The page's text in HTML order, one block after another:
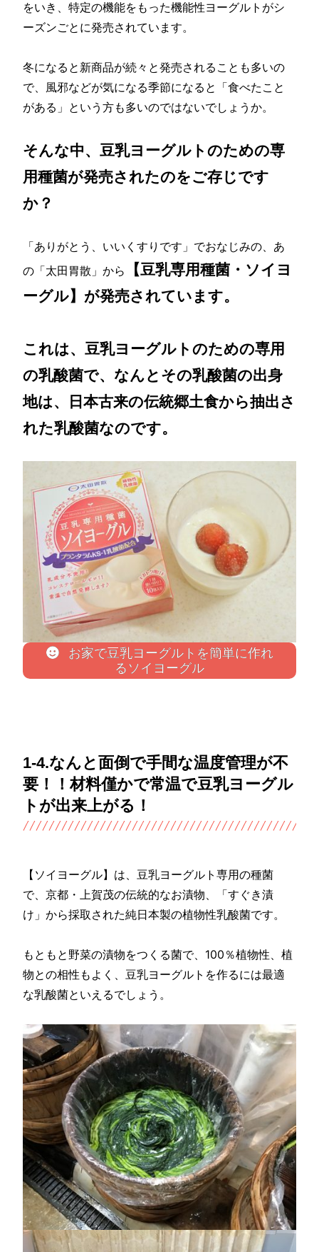
をいき、特定の機能をもった機能性ヨーグルトがシ
ーズンごとに発売されています。
冬になると新商品が続々と発売されることも多いの
で、風邪などが気になる季節になると「食べたこと
がある」という方も多いのではないでしょうか。
そんな中、豆乳ヨーグルトのための専
用種菌が発売されたのをご存じです
か？
「ありがとう、いいくすりです」でおなじみの、あ
の「太田胃散」から
【豆乳専用種菌・ソイヨ
ーグル】が発売されています。
これは、豆乳ヨーグルトのための専用
の乳酸菌で、なんとその乳酸菌の出身
地は、日本古来の伝統郷土食から抽出さ
れた乳酸菌なのです。
お家で豆乳ヨーグルトを簡単に作れ
るソイヨーグル
1-4.なんと面倒で手間な温度管理が不
要！！材料僅かで常温で豆乳ヨーグル
トが出来上がる！
【ソイヨーグル】は、豆乳ヨーグルト専用の種菌
で、京都・上賀茂の伝統的なお漬物、「すぐき漬
け」から採取された純日本製の植物性乳酸菌です。
もともと野菜の漬物をつくる菌で、100％植物性、植
物との相性もよく、豆乳ヨーグルトを作るには最適
な乳酸菌といえるでしょう。